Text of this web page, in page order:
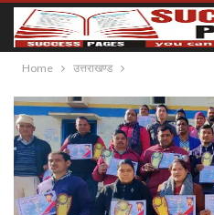
Home उत्तराखण्ड